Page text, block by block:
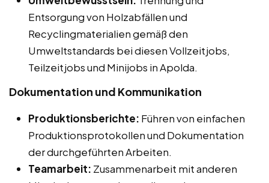
Entsorgung von Holzabfällen und
Recyclingmaterialien gemäß den
Umweltstandards bei diesen Vollzeitjobs,
Teilzeitjobs und Minijobs in Apolda.
Dokumentation und Kommunikation
Produktionsberichte: Führen von einfachen
Produktionsprotokollen und Dokumentation
der durchgeführten Arbeiten.
Teamarbeit: Zusammenarbeit mit anderen